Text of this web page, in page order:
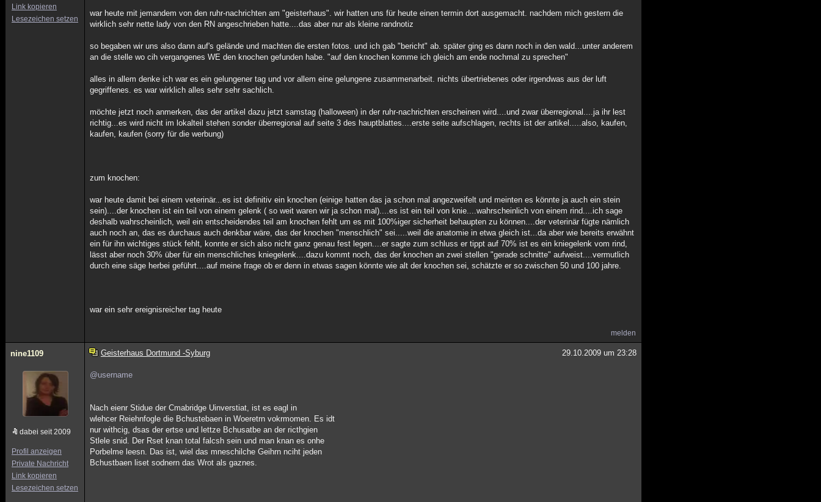
Link kopieren
Lesezeichen setzen
war heute mit jemandem von den ruhr-nachrichten am "geisterhaus". wir hatten uns für heute einen termin dort ausgemacht. nachdem mich gestern die
wirklich sehr nette lady von den RN angeschrieben hatte....das aber nur als kleine randnotiz
so begaben wir uns also dann auf's gelände und machten die ersten fotos. und ich gab "bericht" ab. später ging es dann noch in den wald...unter anderem
an die stelle wo cih vergangenes WE den knochen gefunden habe. "auf den knochen komme ich gleich am ende nochmal zu sprechen"
alles in allem denke ich war es ein gelungener tag und vor allem eine gelungene zusammenarbeit. nichts übertriebenes oder irgendwas aus der luft
gegriffenes. es war wirklich alles sehr sehr sachlich.
möchte jetzt noch anmerken, das der artikel dazu jetzt samstag (halloween) in der ruhr-nachrichten erscheinen wird....und zwar überregional....ja ihr lest
richtig...es wird nicht im lokalteil stehen sonder überregional auf seite 3 des hauptblattes....erste seite aufschlagen, rechts ist der artikel.....also, kaufen,
kaufen, kaufen (sorry für die werbung)
zum knochen:
war heute damit bei einem veterinär...es ist definitiv ein knochen (einige hatten das ja schon mal angezweifelt und meinten es könnte ja auch ein stein
sein)....der knochen ist ein teil von einem gelenk ( so weit waren wir ja schon mal)....es ist ein teil von knie....wahrscheinlich von einem rind....ich sage
deshalb wahrscheinlich, weil ein entscheidendes teil am knochen fehlt um es mit 100%iger sicherheit behaupten zu können....der veterinär fügte nämlich
auch noch an, das es durchaus auch denkbar wäre, das der knochen "menschlich" sei.....weil die anatomie in etwa gleich ist...da aber wie bereits erwähnt
ein für ihn wichtiges stück fehlt, konnte er sich also nicht ganz genau fest legen....er sagte zum schluss er tippt auf 70% ist es ein kniegelenk vom rind,
lässt aber noch 30% über für ein menschliches kniegelenk....dazu kommt noch, das der knochen an zwei stellen "gerade schnitte" aufweist....vermutlich
durch eine säge herbei geführt....auf meine frage ob er denn in etwas sagen könnte wie alt der knochen sei, schätzte er so zwischen 50 und 100 jahre.
war ein sehr ereignisreicher tag heute
melden
nine1109
dabei seit 2009
Profil anzeigen
Private Nachricht
Link kopieren
Lesezeichen setzen
Geisterhaus Dortmund -Syburg 29.10.2009 um 23:28
@username
Nach eienr Stidue der Cmabridge Uinverstiat, ist es eagl in
wlehcer Reiehnfogle die Bchustebaen in Woeretrn vokrmomen. Es idt
nur withcig, dsas der ertse und lettze Bchusatbe an der ricthgien
Stlele snid. Der Rset knan total falcsh sein und man knan es onhe
Porbelme leesn. Das ist, wiel das mneschilche Geihrn nciht jeden
Bchustbaen liset sodnern das Wrot als gaznes.